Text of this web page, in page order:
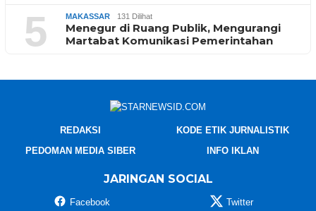
5 MAKASSAR 131 Dilihat
Menegur di Ruang Publik, Mengurangi
Martabat Komunikasi Pemerintahan
REDAKSI
KODE ETIK JURNALISTIK
PEDOMAN MEDIA SIBER
INFO IKLAN
JARINGAN SOCIAL
Facebook Twitter